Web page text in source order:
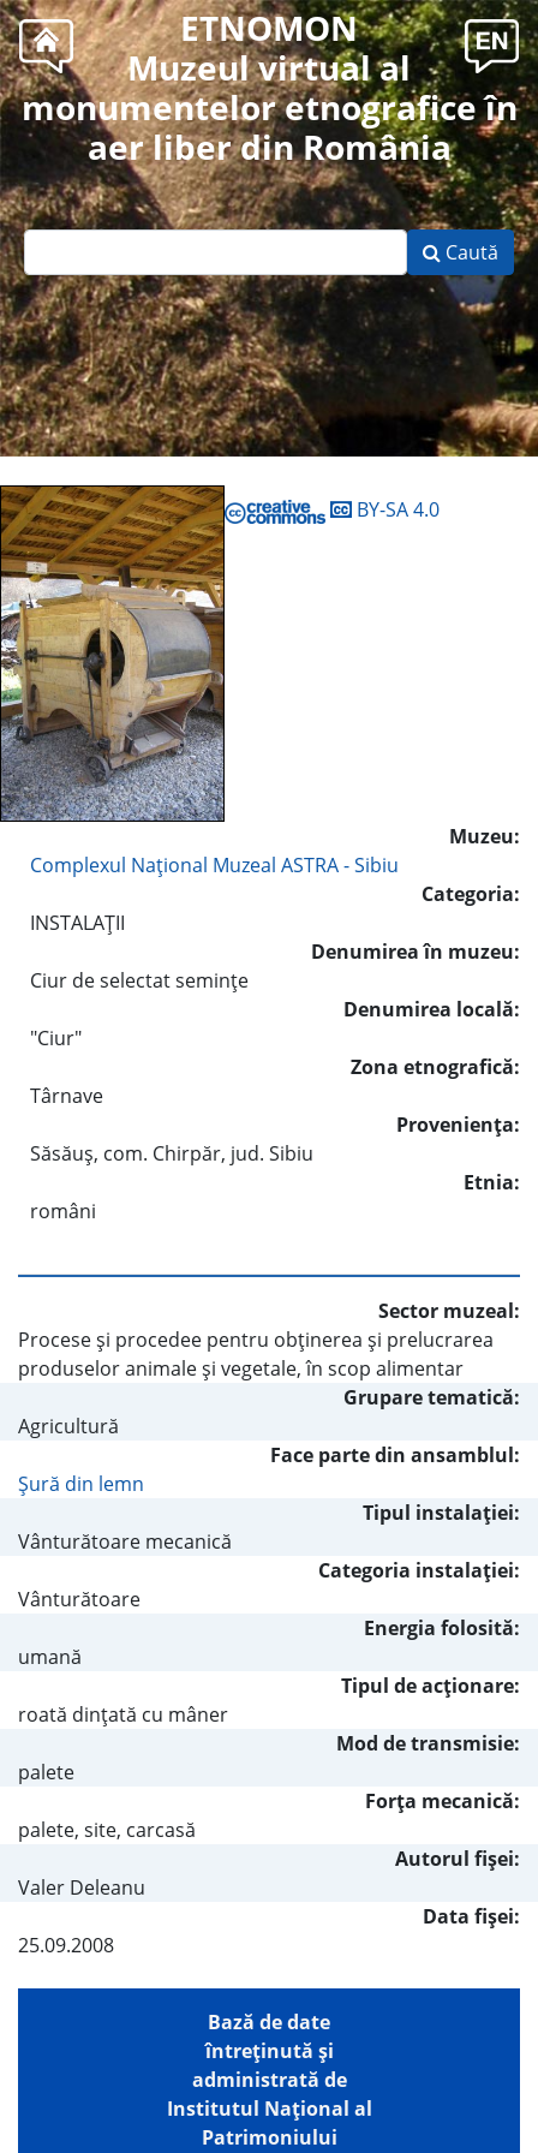
ETNOMON
Muzeul virtual al
monumentelor etnografice în
aer liber din România
Caută
BY-SA 4.0
Muzeu:
Complexul Naţional Muzeal ASTRA - Sibiu
Categoria:
INSTALAŢII
Denumirea în muzeu:
Ciur de selectat seminţe
Denumirea locală:
"Ciur"
Zona etnografică:
Târnave
Provenienţa:
Săsăuş, com. Chirpăr, jud. Sibiu
Etnia:
români
Sector muzeal:
Procese şi procedee pentru obţinerea şi prelucrarea
produselor animale şi vegetale, în scop alimentar
Grupare tematică:
Agricultură
Face parte din ansamblul:
Şură din lemn
Tipul instalaţiei:
Vânturătoare mecanică
Categoria instalaţiei:
Vânturătoare
Energia folosită:
umană
Tipul de acţionare:
roată dinţată cu mâner
Mod de transmisie:
palete
Forţa mecanică:
palete, site, carcasă
Autorul fişei:
Valer Deleanu
Data fișei:
25.09.2008
Bază de date
întreţinută şi
administrată de
Institutul Național al
Patrimoniului